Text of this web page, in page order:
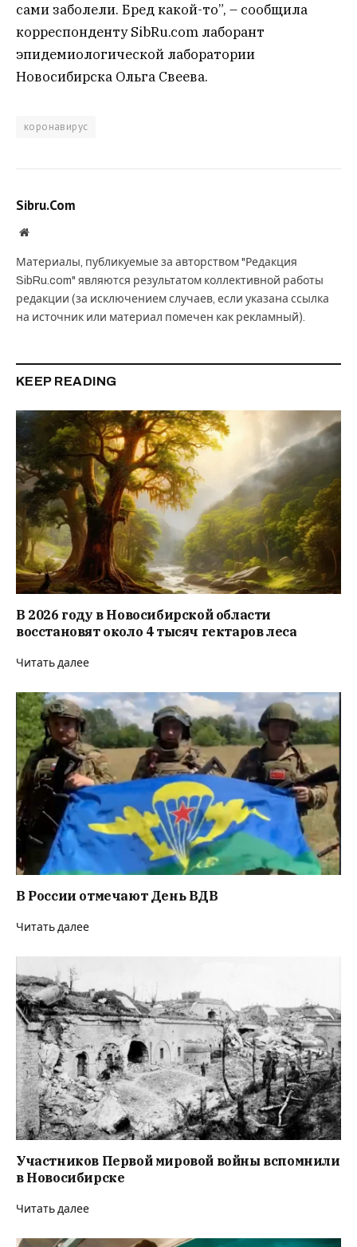
сами заболели. Бред какой-то”, – сообщила
корреспонденту SibRu.com лаборант
эпидемиологической лаборатории
Новосибирска Ольга Свеева.
коронавирус
Sibru.Com
Website
Материалы, публикуемые за авторством "Редакция
SibRu.com" являются результатом коллективной работы
редакции (за исключением случаев, если указана ссылка
на источник или материал помечен как рекламный).
KEEP READING
В 2026 году в Новосибирской области
восстановят около 4 тысяч гектаров леса
Читать далее
В России отмечают День ВДВ
Читать далее
Участников Первой мировой войны вспомнили
в Новосибирске
Читать далее